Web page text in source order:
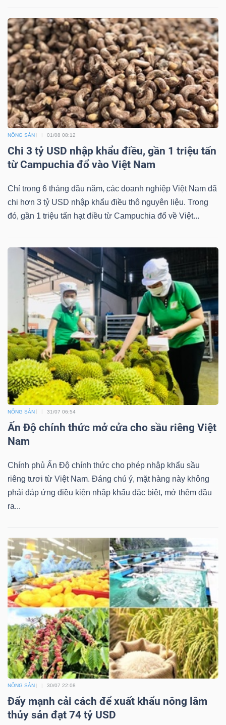
NÔNG SẢN 01/08 08:12
Chi 3 tỷ USD nhập khẩu điều, gần 1 triệu tấn
từ Campuchia đổ vào Việt Nam
Chỉ trong 6 tháng đầu năm, các doanh nghiệp Việt Nam đã
chi hơn 3 tỷ USD nhập khẩu điều thô nguyên liệu. Trong
đó, gần 1 triệu tấn hạt điều từ Campuchia đổ về Việt...
NÔNG SẢN 31/07 06:54
Ấn Độ chính thức mở cửa cho sầu riêng Việt
Nam
Chính phủ Ấn Độ chính thức cho phép nhập khẩu sầu
riêng tươi từ Việt Nam. Đáng chú ý, mặt hàng này không
phải đáp ứng điều kiện nhập khẩu đặc biệt, mở thêm đầu
ra...
NÔNG SẢN 30/07 22:08
Đẩy mạnh cải cách để xuất khẩu nông lâm
thủy sản đạt 74 tỷ USD